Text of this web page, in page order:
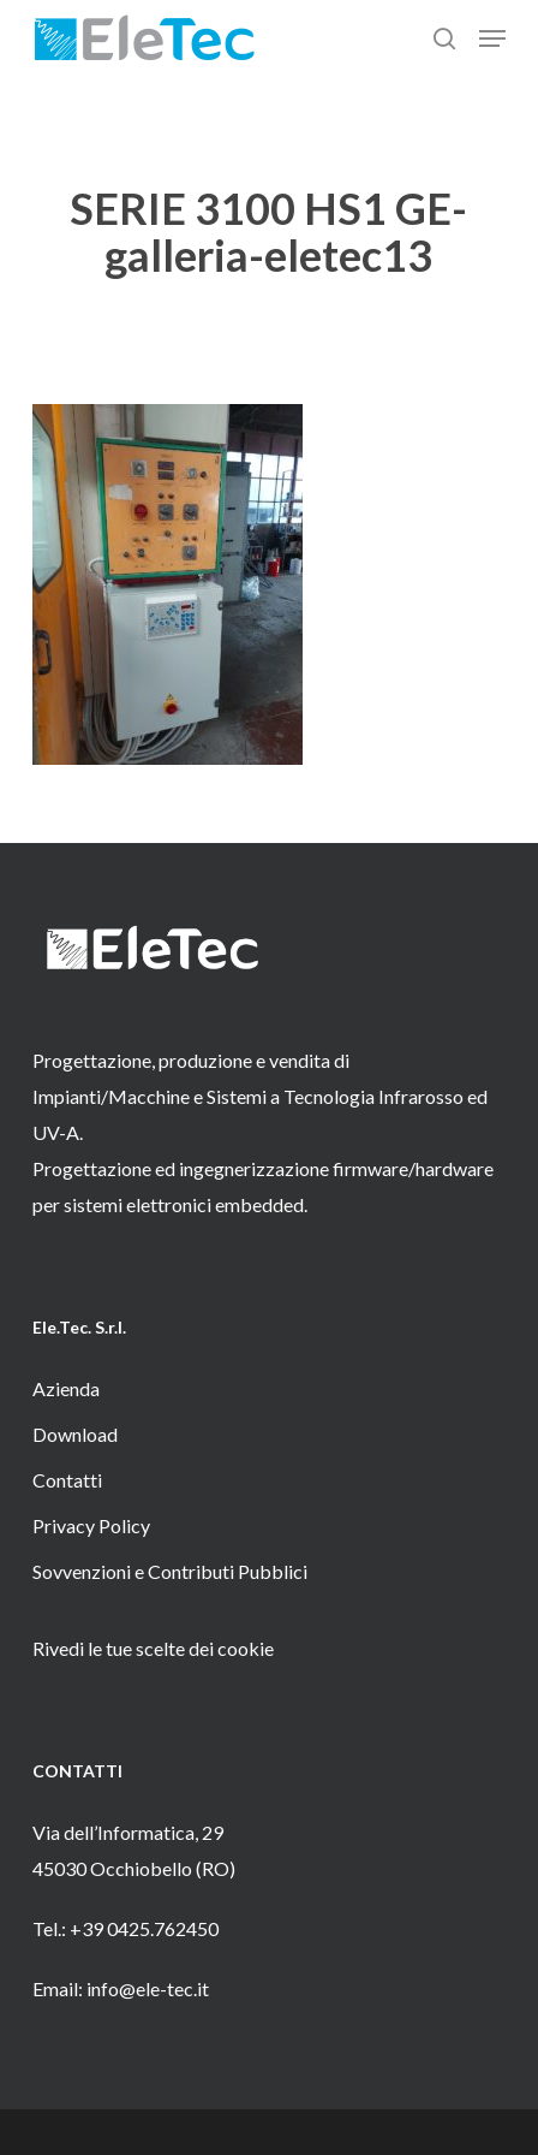
Salta
cerca
Menu
SERIE 3100 HS1 GE-
galleria-eletec13
Progettazione, produzione e vendita di
Impianti/Macchine e Sistemi a Tecnologia Infrarosso ed
UV-A.
Progettazione ed ingegnerizzazione firmware/hardware
per sistemi elettronici embedded.
Ele.Tec. S.r.l.
Azienda
Download
Contatti
Privacy Policy
Sovvenzioni e Contributi Pubblici
Rivedi le tue scelte dei cookie
CONTATTI
Via dell’Informatica, 29
45030 Occhiobello (RO)
Tel.: +39 0425.762450
Email: info@ele-tec.it